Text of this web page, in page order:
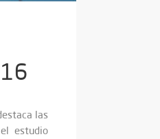
las
estudio